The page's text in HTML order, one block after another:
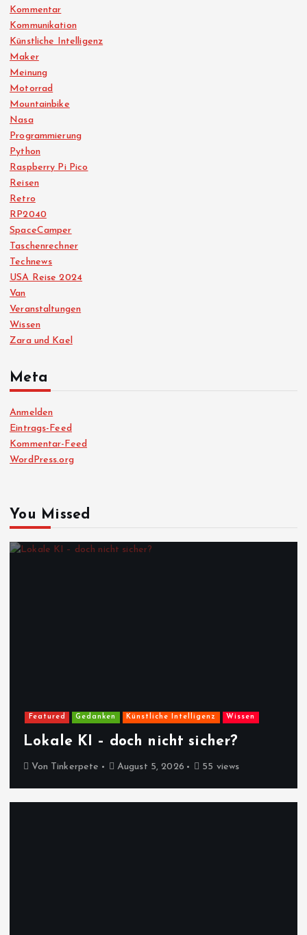
Kommentar
Kommunikation
Künstliche Intelligenz
Maker
Meinung
Motorrad
Mountainbike
Nasa
Programmierung
Python
Raspberry Pi Pico
Reisen
Retro
RP2040
SpaceCamper
Taschenrechner
Technews
USA Reise 2024
Van
Veranstaltungen
Wissen
Zara und Kael
Meta
Anmelden
Eintrags-Feed
Kommentar-Feed
WordPress.org
You Missed
Featured Gedanken Künstliche Intelligenz Wissen
Lokale KI – doch nicht sicher?
Von Tinkerpete August 5, 2026 55 views